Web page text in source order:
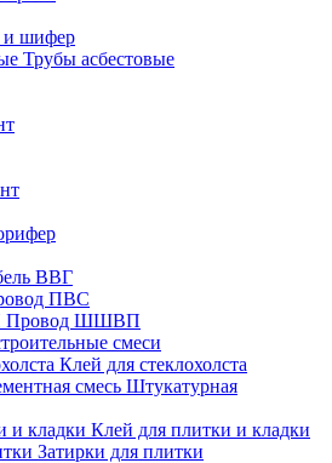
и шифер
Трубы асбестовые
ВВГ
ПВС
Провод ШШВП
смеси
Клей для стеклохолста
Штукатурная
Клей для плитки и кладки
Затирки для плитки